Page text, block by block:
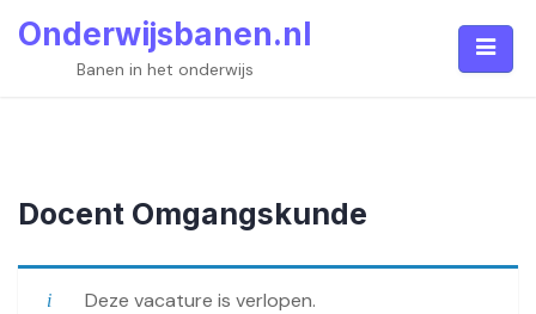
Onderwijsbanen.nl
Banen in het onderwijs
Docent Omgangskunde
Deze vacature is verlopen.